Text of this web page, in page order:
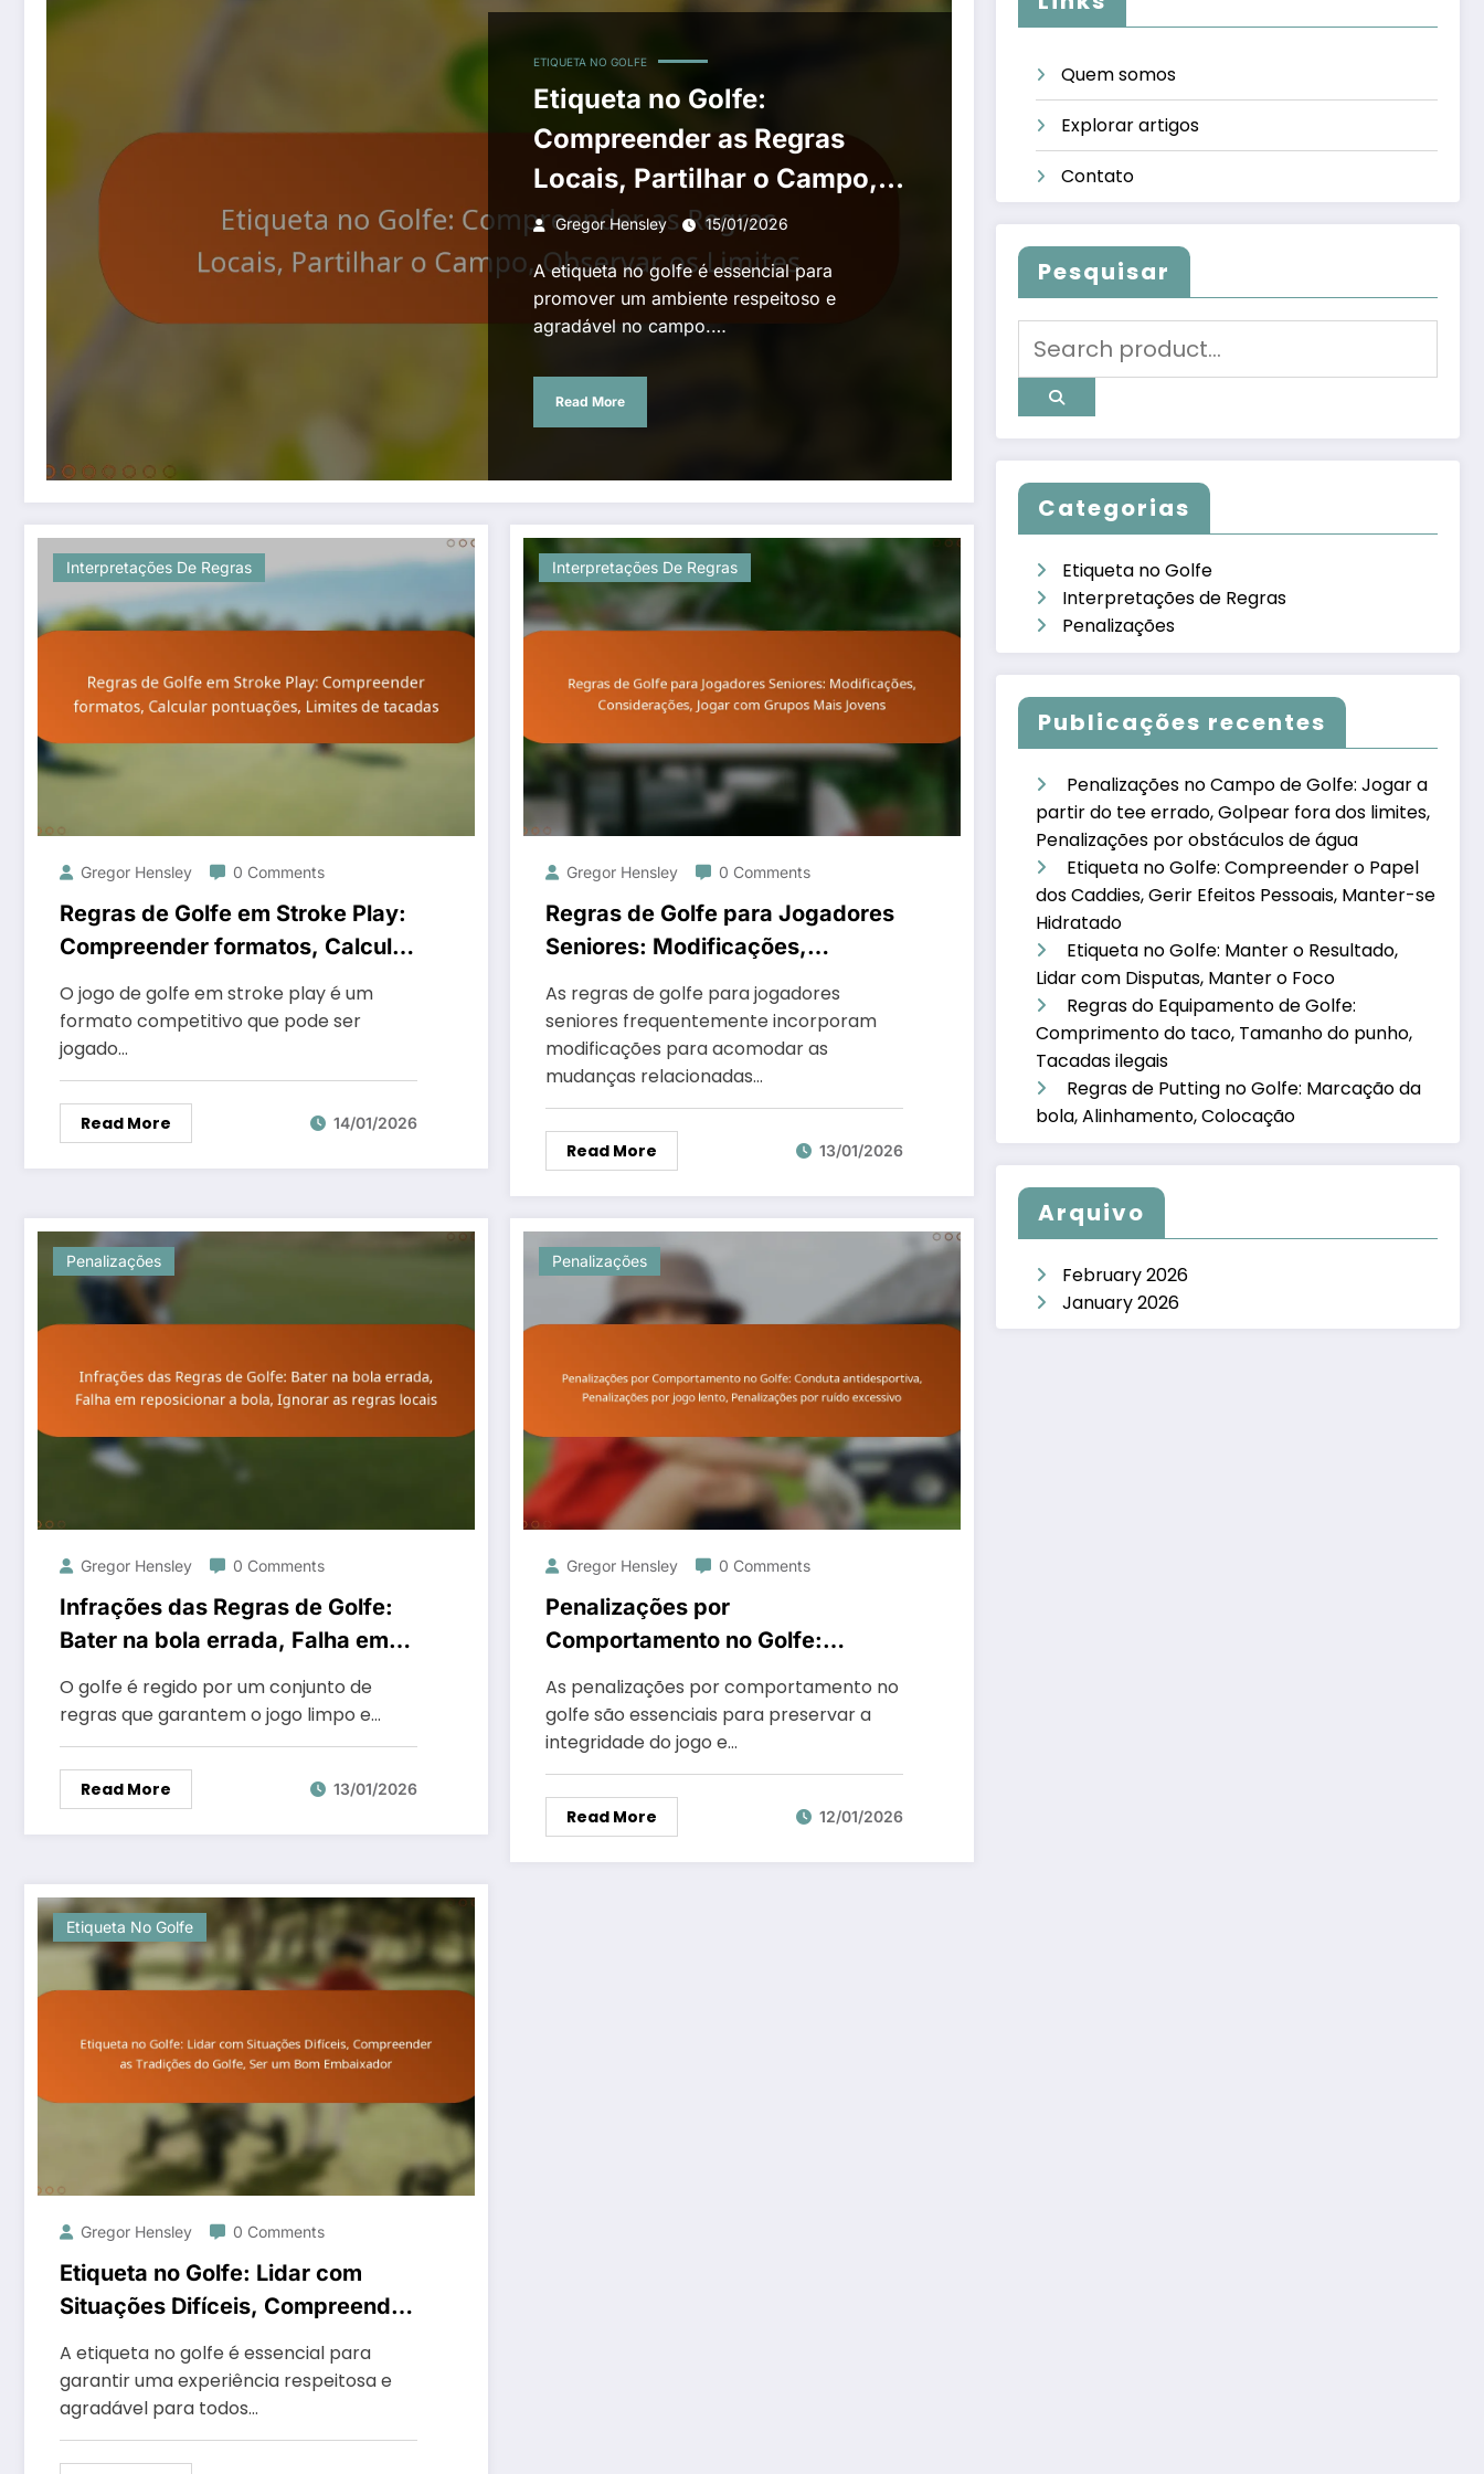
ETIQUETA NO GOLFE
Etiqueta no Golfe:
Compreender as Regras
Locais, Partilhar o Campo,
Observar os Limites
Gregor Hensley 15/01/2026
A etiqueta no golfe é essencial para
promover um ambiente respeitoso e
agradável no campo.…
Read More
Interpretações De Regras
Gregor Hensley 0 Comments
Regras de Golfe em Stroke Play:
Compreender formatos, Calcular
pontuações, Limites de tacadas
O jogo de golfe em stroke play é um
formato competitivo que pode ser
jogado…
Read More 14/01/2026
Interpretações De Regras
Gregor Hensley 0 Comments
Regras de Golfe para Jogadores
Seniores: Modificações,
Grupos Mais Jovens
As regras de golfe para jogadores
seniores frequentemente incorporam
modificações para acomodar as
mudanças relacionadas…
Read More 13/01/2026
Penalizações
Gregor Hensley 0 Comments
Infrações das Regras de Golfe:
Bater na bola errada, Falha em
reposicionar a bola, Ignorar as
regras locais
O golfe é regido por um conjunto de
regras que garantem o jogo limpo e…
Read More 13/01/2026
Penalizações
Gregor Hensley 0 Comments
Penalizações por
Comportamento no Golfe:
Penalizações por jogo lento,
Penalizações por ruído
excessivo
As penalizações por comportamento no
golfe são essenciais para preservar a
integridade do jogo e…
Read More 12/01/2026
Etiqueta No Golfe
Gregor Hensley 0 Comments
Etiqueta no Golfe: Lidar com
Situações Difíceis, Compreender
as Tradições do Golfe, Ser um
Bom Embaixador
A etiqueta no golfe é essencial para
garantir uma experiência respeitosa e
agradável para todos…
Quem somos
Explorar artigos
Contato
Pesquisar
Categorias
Etiqueta no Golfe
Interpretações de Regras
Penalizações
Publicações recentes
Penalizações no Campo de Golfe: Jogar a
partir do tee errado, Golpear fora dos limites,
Penalizações por obstáculos de água
Etiqueta no Golfe: Compreender o Papel
dos Caddies, Gerir Efeitos Pessoais, Manter-se
Hidratado
Etiqueta no Golfe: Manter o Resultado,
Lidar com Disputas, Manter o Foco
Regras do Equipamento de Golfe:
Comprimento do taco, Tamanho do punho,
Tacadas ilegais
Regras de Putting no Golfe: Marcação da
bola, Alinhamento, Colocação
Arquivo
February 2026
January 2026